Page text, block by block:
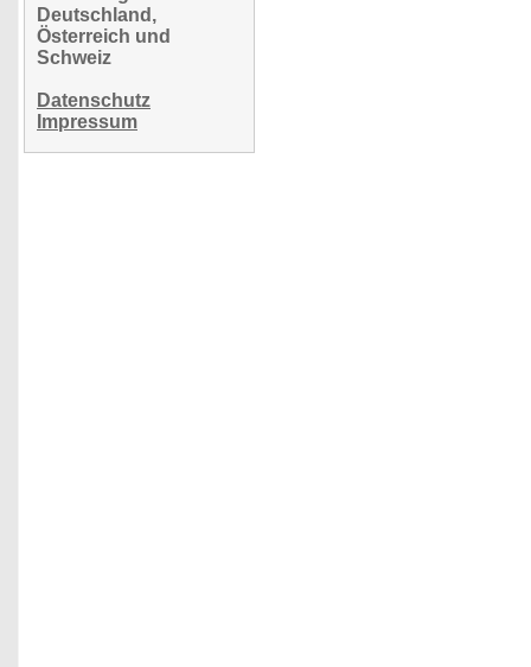
Deutschland,
Österreich und
Schweiz
Datenschutz
Impressum